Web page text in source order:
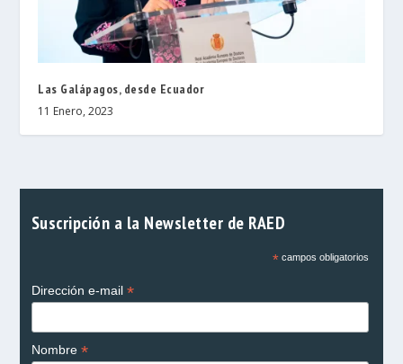
Las Galápagos, desde Ecuador
11 Enero, 2023
Suscripción a la Newsletter de RAED
*campos obligatorios
Dirección e-mail *
Nombre *